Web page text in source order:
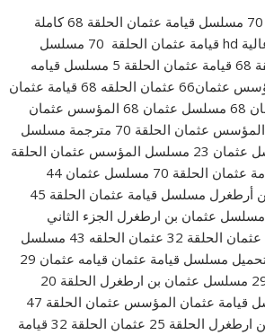
الحلقة 70 قيامه عثمان 70 مسلسل قيامة عثمان الحلقة 68 كاملة
مترجمة للعربية بجودة عالية hd قيامة عثمان الحلقة 70 مسلسل
عثمان بن ارطغرل الحلقة 68 قيامة عثمان الحلقة 5 مسلسل قيامه
عثمان الجزء الثاني المؤسس عثمان66 عثمان الحلقه 68 قيامة عثمان
موقع النور مسلسل عثمان 68 مسلسل عثمان 68 المؤسس عثمان
الجزء الثاني الحلقة 68 المؤسس عثمان الحلقة 70 مترجمة مسلسل
عثمان الحلقة 30 مسلسل عثمان 23 مسلسل المؤسس عثمان الحلقة
39 مترجمة مسلسل قيامة عثمان الحلقة 70 مسلسل عثمان 44
مسلسل قيامة عثمان ابن أرطغرل مسلسل قيامة عثمان الحلقة 45
قيامة عثمان الحلقة ٢٤ مسلسل عثمان بن ارطغرل الجزء الثاني
الحلقة 2 مسلسل قيامة عثمان الحلقة 32 عثمان الحلقه 43 مسلسل
قيامة عثمان الحلقة70 تحميل مسلسل قيامة عثمان قيامه عثمان 29
مسلسل عثمان الحلقة 29 مسلسل عثمان بن ارطغرل الحلقة 20
عثمان الحلقه 41 مسلسل قيامة عثمان المؤسس عثمان الحلقة 47
قيامة عثمان١٦ عثمان بن ارطغرل الحلقة 25 عثمان الحلقة 32 قيامة